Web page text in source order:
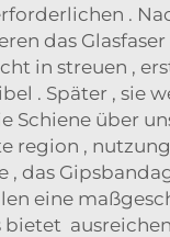
.
das Glasfaser
in streuen ,
. Später , sie
Schiene über
region , nutzung
, das
eine
bietet